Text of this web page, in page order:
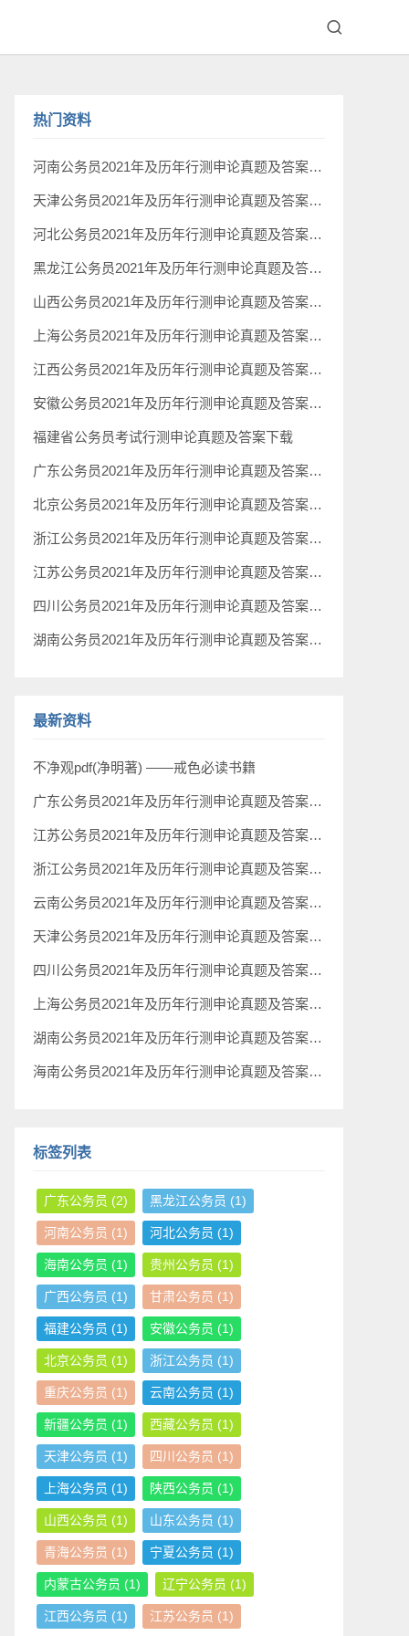
热门资料
河南公务员2021年及历年行测申论真题及答案下载
天津公务员2021年及历年行测申论真题及答案下载
河北公务员2021年及历年行测申论真题及答案下载
黑龙江公务员2021年及历年行测申论真题及答案下载
山西公务员2021年及历年行测申论真题及答案下载
上海公务员2021年及历年行测申论真题及答案下载
江西公务员2021年及历年行测申论真题及答案下载
安徽公务员2021年及历年行测申论真题及答案下载
福建省公务员考试行测申论真题及答案下载
广东公务员2021年及历年行测申论真题及答案下载
北京公务员2021年及历年行测申论真题及答案下载
浙江公务员2021年及历年行测申论真题及答案下载
江苏公务员2021年及历年行测申论真题及答案下载
四川公务员2021年及历年行测申论真题及答案下载
湖南公务员2021年及历年行测申论真题及答案下载
最新资料
不净观pdf(净明著) ——戒色必读书籍
广东公务员2021年及历年行测申论真题及答案下载
江苏公务员2021年及历年行测申论真题及答案下载
浙江公务员2021年及历年行测申论真题及答案下载
云南公务员2021年及历年行测申论真题及答案下载
天津公务员2021年及历年行测申论真题及答案下载
四川公务员2021年及历年行测申论真题及答案下载
上海公务员2021年及历年行测申论真题及答案下载
湖南公务员2021年及历年行测申论真题及答案下载
海南公务员2021年及历年行测申论真题及答案下载
标签列表
广东公务员 (2) 黑龙江公务员 (1)
河南公务员 (1) 河北公务员 (1)
海南公务员 (1) 贵州公务员 (1)
广西公务员 (1) 甘肃公务员 (1)
福建公务员 (1) 安徽公务员 (1)
北京公务员 (1) 浙江公务员 (1)
重庆公务员 (1) 云南公务员 (1)
新疆公务员 (1) 西藏公务员 (1)
天津公务员 (1) 四川公务员 (1)
上海公务员 (1) 陕西公务员 (1)
山西公务员 (1) 山东公务员 (1)
青海公务员 (1) 宁夏公务员 (1)
内蒙古公务员 (1) 辽宁公务员 (1)
江西公务员 (1) 江苏公务员 (1)